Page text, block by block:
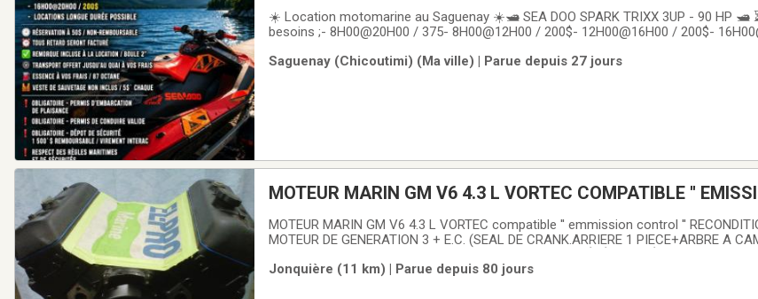
☀️ Location motomarine au Saguenay ☀️🛥 SEA DOO SPARK TRIXX 3UP - 90 HP 🛥
besoins ;- 8H00@20H00 / 375- 8H00@12H00 / 200$- 12H00@16H00 / 200$-
Remorque incluse à la location / boule 2"🛞 Transport offert
Saguenay (Chicoutimi) (Ma ville) | Parue depuis 27 jours
MOTEUR MARIN GM V6 4.3 L VORTEC COMPATIBLE ''
MOTEUR MARIN GM V6 4.3 L VORTEC compatible '' emmission control ''
MOTEUR DE GENERATION 3 + E.C. (SEAL DE CRANK.ARRIERE 1 PIECE+ARBRE A
, 4.3 MPI E.C..MOTEUR COMPLET COMPREND : BLOCK MOTEUR TESTÉ ET VERIFIÉ
Jonquière (11 km) | Parue depuis 80 jours